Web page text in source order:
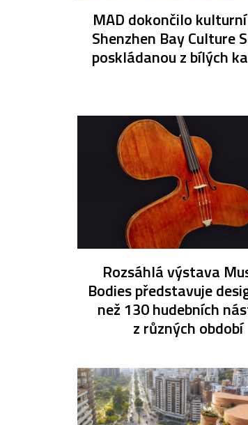
MAD dokončilo
Shenzhen Bay Culture
poskládanou z bílých
Rozsáhlá výstava
Bodies představuje
než 130 hudebních
z různých období